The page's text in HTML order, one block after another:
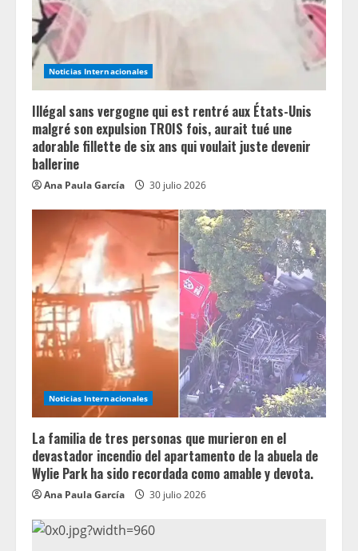
a
d
i
n
g
Noticias Internacionales
Illégal sans vergogne qui est rentré aux États-Unis
malgré son expulsion TROIS fois, aurait tué une
adorable fillette de six ans qui voulait juste devenir
ballerine
Ana Paula García 30 julio 2026
Noticias Internacionales
La familia de tres personas que murieron en el
devastador incendio del apartamento de la abuela de
Wylie Park ha sido recordada como amable y devota.
Ana Paula García 30 julio 2026